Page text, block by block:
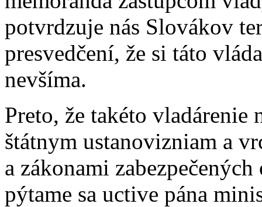
potvrdzuje nás Slovákov
presvedčení, že si táto
nevšíma.
Preto, že takéto
štátnym ustanovizniam a
a zákonami
pýtame sa uctive pána